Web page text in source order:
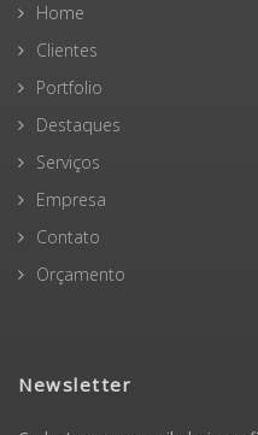
Home
Clientes
Portfolio
Destaques
Serviços
Empresa
Contato
Orçamento
Newsletter